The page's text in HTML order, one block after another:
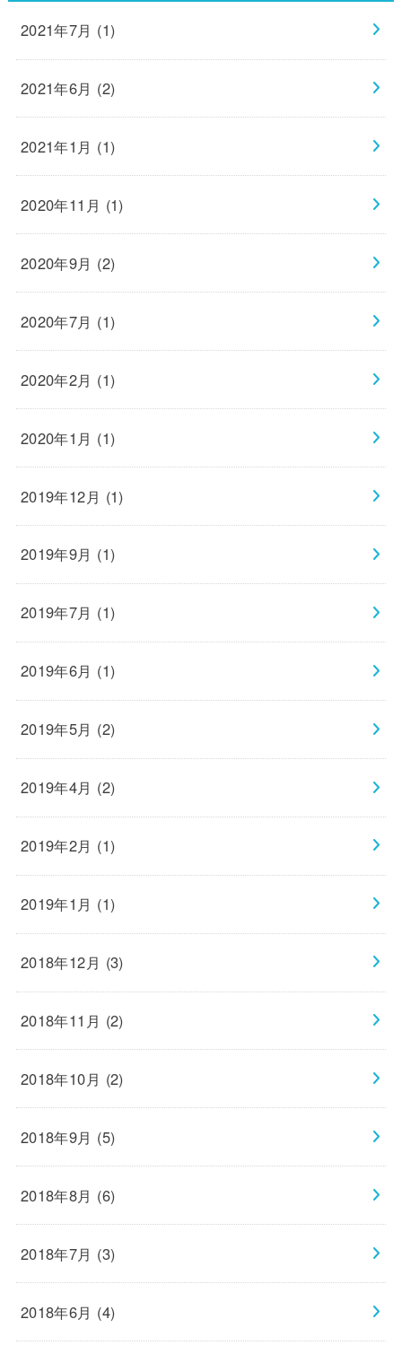
2021年7月 (1)
2021年6月 (2)
2021年1月 (1)
2020年11月 (1)
2020年9月 (2)
2020年7月 (1)
2020年2月 (1)
2020年1月 (1)
2019年12月 (1)
2019年9月 (1)
2019年7月 (1)
2019年6月 (1)
2019年5月 (2)
2019年4月 (2)
2019年2月 (1)
2019年1月 (1)
2018年12月 (3)
2018年11月 (2)
2018年10月 (2)
2018年9月 (5)
2018年8月 (6)
2018年7月 (3)
2018年6月 (4)